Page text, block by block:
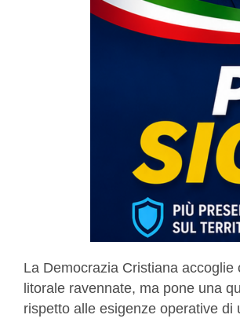
La Democrazia Cristiana
litorale ravennate, ma pone una
rispetto alle esigenze operative